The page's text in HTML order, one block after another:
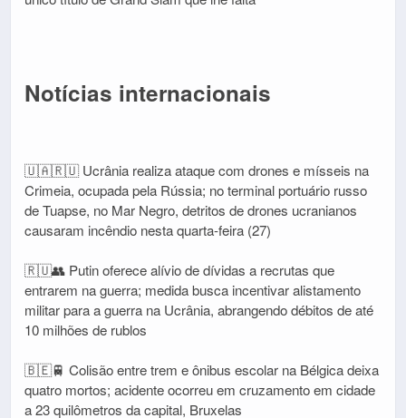
Notícias internacionais
🇺🇦🇷🇺 Ucrânia realiza ataque com drones e mísseis na
Crimeia, ocupada pela Rússia; no terminal portuário russo
de Tuapse, no Mar Negro, detritos de drones ucranianos
causaram incêndio nesta quarta-feira (27)
🇷🇺👥 Putin oferece alívio de dívidas a recrutas que
entrarem na guerra; medida busca incentivar alistamento
militar para a guerra na Ucrânia, abrangendo débitos de até
10 milhões de rublos
🇧🇪🚆 Colisão entre trem e ônibus escolar na Bélgica deixa
quatro mortos; acidente ocorreu em cruzamento em cidade
a 23 quilômetros da capital, Bruxelas